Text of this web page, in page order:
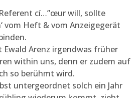
cí…”œur will, sollte
vom Heft & vom Anzeigegerät
Ewald Arenz irgendwas früher
within uns, denn er zudem auf
so berühmt wird.
untergeordnet solch ein Jahr